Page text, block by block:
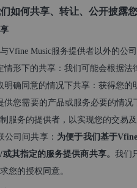
如何共享、转让、公开披露
Vfine Music服务提供者以外的公
情形下的共享：我们可能会根据
明确同意的情况下共享：获得您
供您需要的产品或服务必要的情
服务的提供者，以实现您的交易
公司间共享： 为便于我们基于
其指定的服务提供商共享。 我们
您的授权同意。